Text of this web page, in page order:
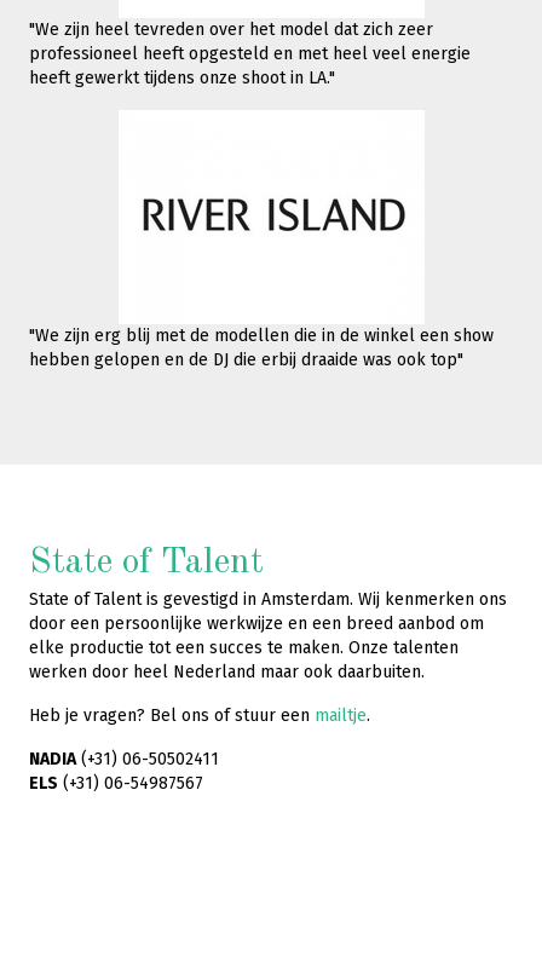
"We zijn heel tevreden over het model dat zich zeer
professioneel heeft opgesteld en met heel veel energie
heeft gewerkt tijdens onze shoot in LA."
"We zijn erg blij met de modellen die in de winkel een show
hebben gelopen en de DJ die erbij draaide was ook top"
State of Talent
State of Talent is gevestigd in Amsterdam. Wij kenmerken ons
door een persoonlijke werkwijze en een breed aanbod om
elke productie tot een succes te maken. Onze talenten
werken door heel Nederland maar ook daarbuiten.
Heb je vragen? Bel ons of stuur een mailtje.
NADIA(+31) 06-50502411
ELS (+31) 06-54987567